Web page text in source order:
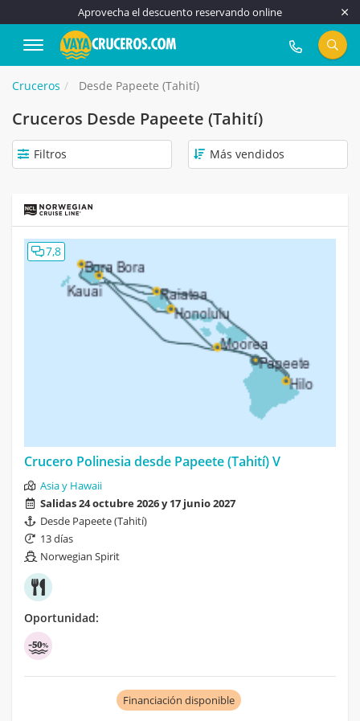
Aprovecha el descuento reservando online
917 815 555
Cruceros Desde Papeete (Tahití)
Cruceros Desde Papeete (Tahití)
Filtros
7,8
Crucero Polinesia desde Papeete (Tahití) V
Asia y Hawaii
Salidas 24 octubre 2026 y 17 junio 2027
Desde Papeete (Tahití)
13 días
Norwegian Spirit
Oportunidad:
Financiación disponible